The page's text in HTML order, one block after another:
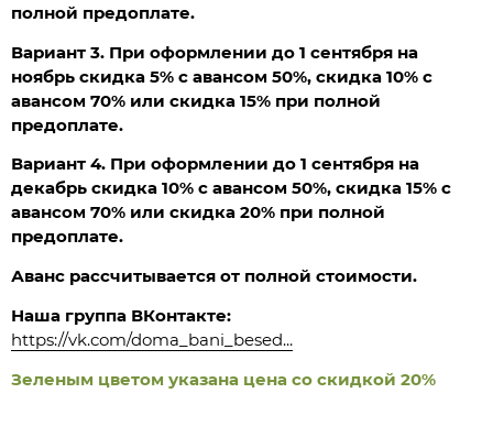
полной предоплате.
Вариант 3. При оформлении до 1 сентября на
ноябрь скидка 5% с авансом 50%, скидка 10% с
авансом 70% или скидка 15% при полной
предоплате.
Вариант 4. При оформлении до 1 сентября на
декабрь скидка 10% с авансом 50%, скидка 15% с
авансом 70% или скидка 20% при полной
предоплате.
Аванс рассчитывается от полной стоимости.
Наша группа ВКонтакте:
https://vk.com/doma_bani_besed...
Зеленым цветом указана цена со скидкой 20%